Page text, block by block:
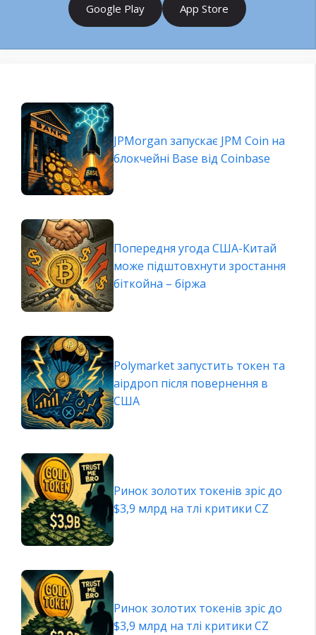
Google Play App Store
JPMorgan запускає JPM Coin на
блокчейні Base від Coinbase
Попередня угода США-Китай
може підштовхнути зростання
біткойна – біржа
Polymarket запустить токен та
аірдроп після повернення в
США
Ринок золотих токенів зріс до
$3,9 млрд на тлі критики CZ
Ринок золотих токенів зріс до
$3,9 млрд на тлі критики CZ